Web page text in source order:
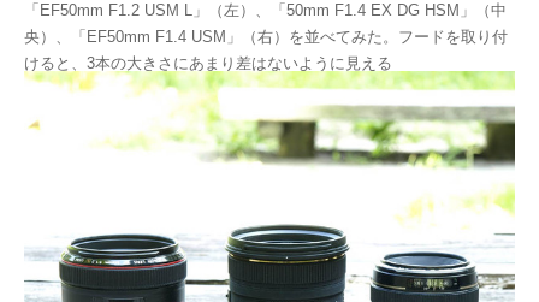
「EF50mm F1.2 USM L」（左）、「50mm F1.4 EX DG HSM」（中
央）、「EF50mm F1.4 USM」（右）を並べてみた。フードを取り付
けると、3本の大きさにあまり差はないように見える